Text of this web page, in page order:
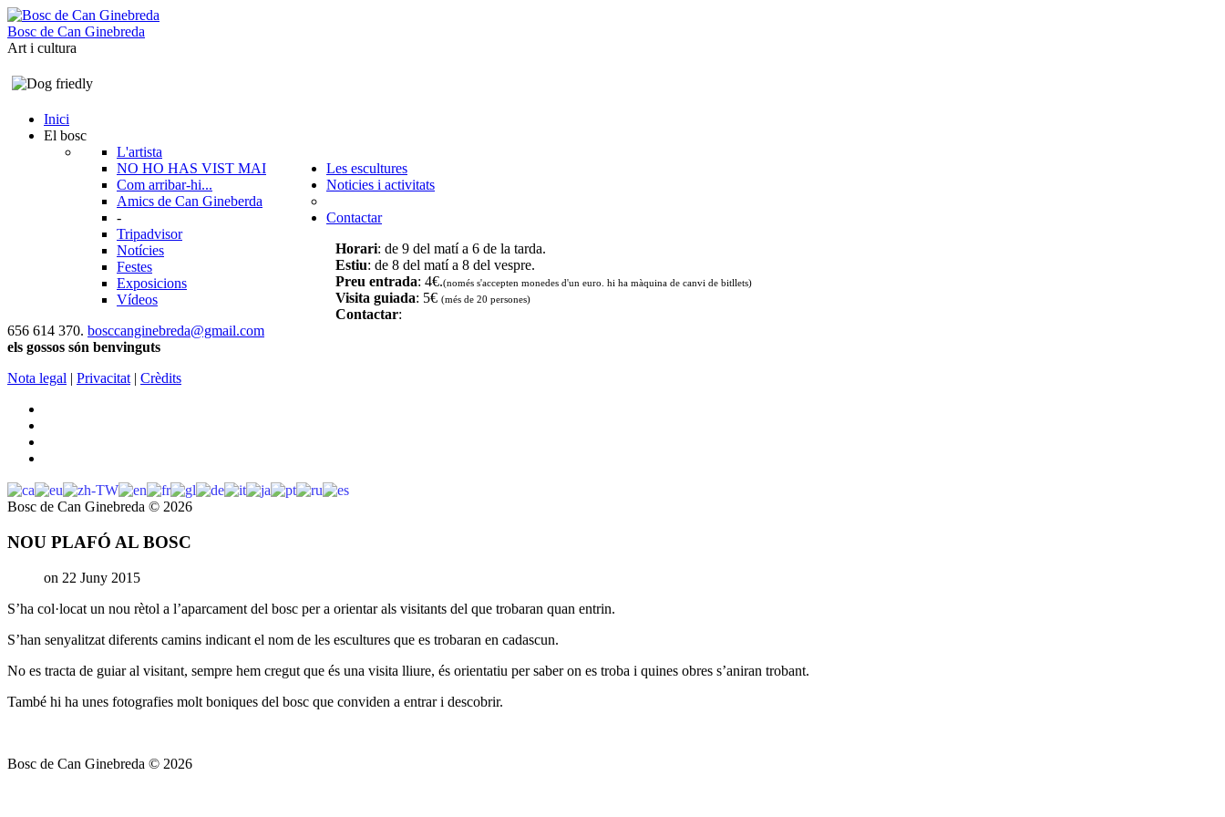
Bosc de Can Ginebreda
Art i cultura
Inici
El bosc
L'artista
NO HO HAS VIST MAI
Com arribar-hi...
Amics de Can Gineberda
-
Tripadvisor
Les escultures
Noticies i activitats
Notícies
Festes
Exposicions
Vídeos
Contactar
Horari: de 9 del matí a 6 de la tarda.
Estiu: de 8 del matí a 8 del vespre.
Preu entrada: 4€.(només s'accepten monedes d'un euro. hi ha màquina de canvi de bitllets)
Visita guiada: 5€ (més de 20 persones)
Contactar:
656 614 370. bosccanginebreda@gmail.com
els gossos són benvinguts
Nota legal | Privacitat | Crèdits
Bosc de Can Ginebreda © 2026
NOU PLAFÓ AL BOSC
on 22 Juny 2015
S’ha col·locat un nou rètol a l’aparcament del bosc per a orientar als visitants del que trobaran quan entrin.
S’han senyalitzat diferents camins indicant el nom de les escultures que es trobaran en cadascun.
No es tracta de guiar al visitant, sempre hem cregut que és una visita lliure, és orientatiu per saber on es troba i quines obres s’aniran trobant.
També hi ha unes fotografies molt boniques del bosc que conviden a entrar i descobrir.
Bosc de Can Ginebreda © 2026